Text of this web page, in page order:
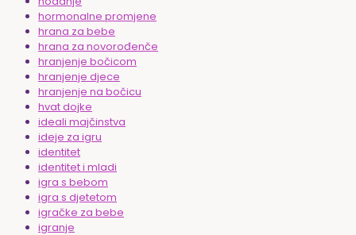
hormonalne promjene
hrana za bebe
hrana za novorođenče
hranjenje bočicom
hranjenje djece
hranjenje na bočicu
hvat dojke
ideali majčinstva
ideje za igru
identitet
identitet i mladi
igra s bebom
igra s djetetom
igračke za bebe
igranje